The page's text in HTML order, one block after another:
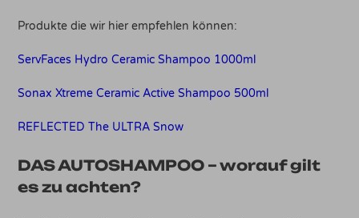
Produkte die wir hier empfehlen können:
ServFaces Hydro Ceramic Shampoo 1000ml
Sonax Xtreme Ceramic Active Shampoo 500ml
REFLECTED The ULTRA Snow
DAS AUTOSHAMPOO – worauf gilt
es zu achten?